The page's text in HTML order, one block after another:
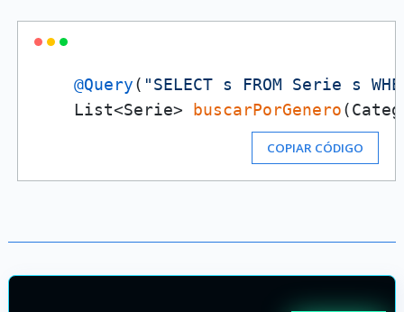
@Query( "SELECT s FROM Serie s
    List<Serie>
buscarPorGenero
COPIAR CÓDIGO